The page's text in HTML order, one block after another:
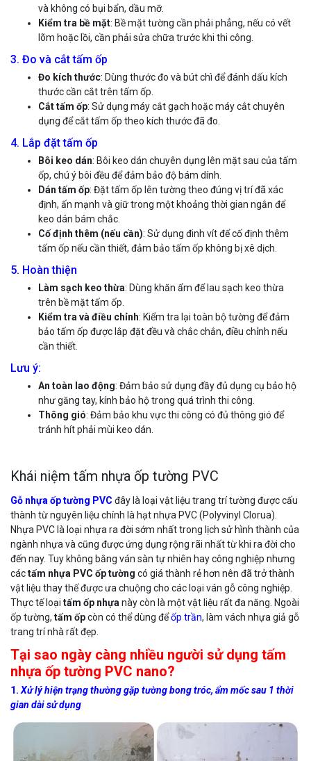
và không có bụi bẩn, dầu mỡ.
Kiểm tra bề mặt: Bề mặt tường cần phải phẳng, nếu có vết
lõm hoặc lồi, cần phải sửa chữa trước khi thi công.
3. Đo và cắt tấm ốp
Đo kích thước: Dùng thước đo và bút chì để đánh dấu kích
thước cần cắt trên tấm ốp.
Cắt tấm ốp: Sử dụng máy cắt gạch hoặc máy cắt chuyên
dụng để cắt tấm ốp theo kích thước đã đo.
4. Lắp đặt tấm ốp
Bôi keo dán: Bôi keo dán chuyên dụng lên mặt sau của tấm
ốp, chú ý bôi đều để đảm bảo độ bám dính.
Dán tấm ốp: Đặt tấm ốp lên tường theo đúng vị trí đã xác
định, ấn mạnh và giữ trong một khoảng thời gian ngắn để
keo dán bám chắc.
Cố định thêm (nếu cần): Sử dụng đinh vít để cố định thêm
tấm ốp nếu cần thiết, đảm bảo tấm ốp không bị xê dịch.
5. Hoàn thiện
Làm sạch keo thừa: Dùng khăn ẩm để lau sạch keo thừa
trên bề mặt tấm ốp.
Kiểm tra và điều chỉnh: Kiểm tra lại toàn bộ tường để đảm
bảo tấm ốp được lắp đặt đều và chắc chắn, điều chỉnh nếu
cần thiết.
Lưu ý:
An toàn lao động: Đảm bảo sử dụng đầy đủ dụng cụ bảo hộ
như găng tay, kính bảo hộ trong quá trình thi công.
Thông gió: Đảm bảo khu vực thi công có đủ thông gió để
tránh hít phải mùi keo dán.
Khái niệm tấm nhựa ốp tường PVC
Gỗ nhựa ốp tường PVC đây là loại vật liệu trang trí tường được cấu
thành từ nguyên liệu chính là hạt nhựa PVC (Polyvinyl Clorua).
Nhựa PVC là loại nhựa ra đời sớm nhất trong lịch sử hình thành của
ngành nhựa và cũng được ứng dụng rộng rãi nhất từ khi ra đời cho
đến nay. Tuy không bằng ván sàn tự nhiên hay công nghiệp nhưng
cáctấm nhựa PVC ốp tường có giá thành rẻ hơn nên đã trở thành
vật liệu thay thế được ưa chuộng cho các loại ván gỗ công nghiệp.
Thực tế loại tấm ốp nhựa này còn là một vật liệu rất đa năng. Ngoài
ốp tường, tấm ốpcòn có thể dùng đểốp trần, làm vách nhựa giả gỗ
trang trí nhà rất đẹp.
Tại sao ngày càng nhiều người sử dụng tấm
nhựa ốp tường PVC nano?
1. Xử lý hiện trạng thường gặp tường bong tróc, ẩm mốc sau 1 thời
gian dài sử dụng